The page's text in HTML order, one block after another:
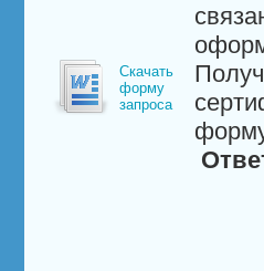
Скачать
форму
запроса